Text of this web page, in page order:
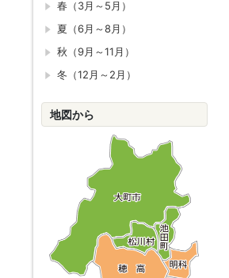
春（3月～5月）
夏（6月～8月）
秋（9月～11月）
冬（12月～2月）
地図から